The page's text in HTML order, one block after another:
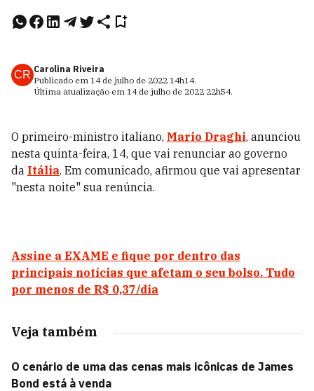
CR Carolina Riveira
Publicado em 14 de julho de 2022 14h14.
Última atualização em 14 de julho de 2022 22h54.
O primeiro-ministro italiano, Mario Draghi, anunciou
nesta quinta-feira, 14, que vai renunciar ao governo
da Itália. Em comunicado, afirmou que vai apresentar
"nesta noite" sua renúncia.
Assine a EXAME e fique por dentro das
principais notícias que afetam o seu bolso. Tudo
por menos de R$ 0,37/dia
Veja também
O cenário de uma das cenas mais icônicas de James
Bond está à venda